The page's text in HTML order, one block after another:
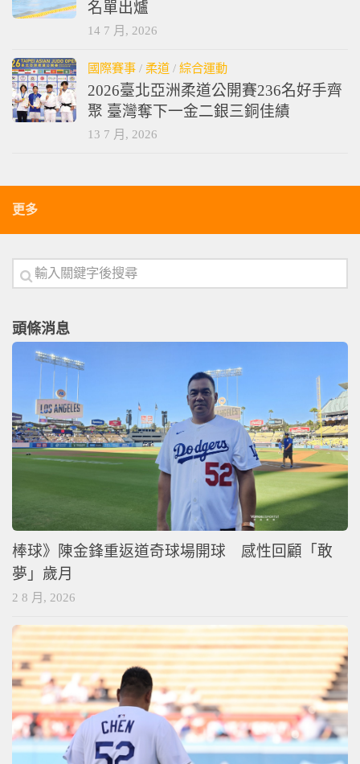
名單出爐
14 7 月, 2026
國際賽事 / 柔道 / 綜合運動
2026臺北亞洲柔道公開賽236名好手齊
聚 臺灣奪下一金二銀三銅佳績
13 7 月, 2026
更多
頭條消息
棒球》陳金鋒重返道奇球場開球 感性回顧「敢
夢」歲月
2 8 月, 2026